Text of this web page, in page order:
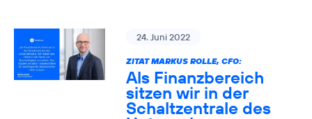
24. Juni 2022
ZITAT MARKUS ROLLE, CFO:
Als Finanzbereich
sitzen wir in der
Schaltzentrale des